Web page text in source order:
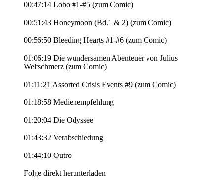
00:47:14 Lobo #1-#5 (zum Comic)
00:51:43 Honeymoon (Bd.1 & 2) (zum Comic)
00:56:50 Bleeding Hearts #1-#6 (zum Comic)
01:06:19 Die wundersamen Abenteuer von Julius
Weltschmerz (zum Comic)
01:11:21 Assorted Crisis Events #9 (zum Comic)
01:18:58 Medienempfehlung
01:20:04 Die Odyssee
01:43:32 Verabschiedung
01:44:10 Outro
Folge direkt herunterladen